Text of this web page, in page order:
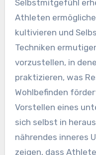
Wie können
Selbstmitgefühl
Athleten
kultivieren und
Techniken
vorzustellen, in